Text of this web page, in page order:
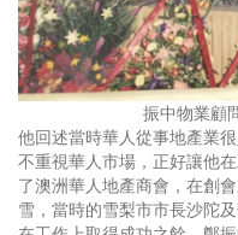
振中物業顧
他回述當時華人從事地產業
不重視華人市場，正好讓他
了澳洲華人地產商會，在創
雪，當時的雪梨市市長沙陀